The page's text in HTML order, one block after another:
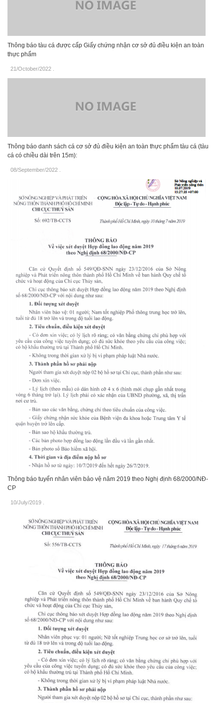
Thông báo tàu cá được cấp Giấy chứng nhận cơ sở đủ điều kiện an toàn
thực phẩm
21/October/2022
Thông báo danh sách cá cơ sở đủ điều kiện an toàn thực phẩm tàu cá (tàu
cá có chiều dài trên 15m):
08/September/2022
Thông báo tuyển nhân viên bảo vệ năm 2019 theo Nghị định 68/2000/NĐ-
CP
10/July/2019